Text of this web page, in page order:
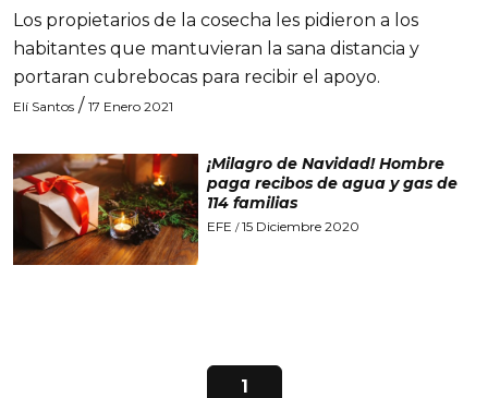
Los propietarios de la cosecha les pidieron a los
habitantes que mantuvieran la sana distancia y
portaran cubrebocas para recibir el apoyo.
Elí Santos / 17 Enero 2021
¡Milagro de Navidad! Hombre
paga recibos de agua y gas de
114 familias
EFE /15 Diciembre 2020
1